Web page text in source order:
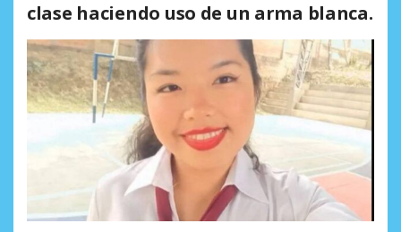
clase haciendo uso de un arma blanca.